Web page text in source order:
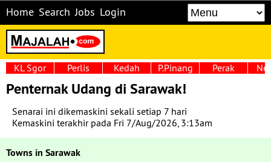
Home Search Jobs Login
KL Sgor Perlis Kedah P.Pinang Perak
Penternak Udang di Sarawak!
Senarai ini dikemaskini sekali setiap 7 hari
Kemaskini terakhir pada Fri 7/Aug/2026, 3:13am
Towns in Sarawak